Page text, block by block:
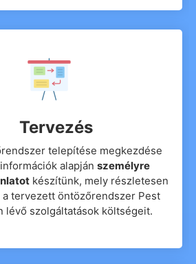
Tervezés
telepítése megkezdése
alapján személyre
készítünk, mely részletesen
a tervezett öntözőrendszer Pest
lévő szolgáltatások költségeit.